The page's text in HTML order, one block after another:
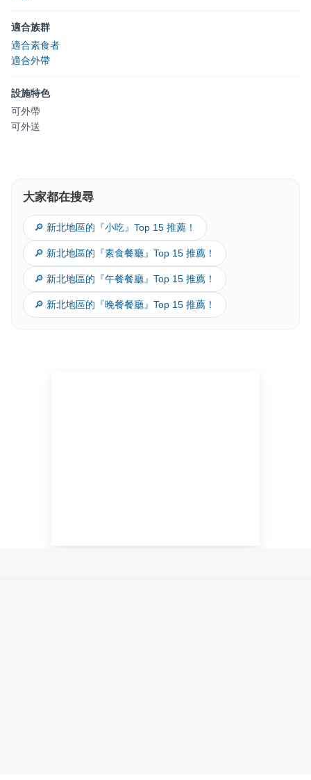
適合族群
適合素食者
適合外帶
設施特色
可外帶
可外送
大家都在搜尋
🔎 新北地區的『小吃』Top 15 推薦！
🔎 新北地區的『素食餐廳』Top 15 推薦！
🔎 新北地區的『午餐餐廳』Top 15 推薦！
🔎 新北地區的『晚餐餐廳』Top 15 推薦！